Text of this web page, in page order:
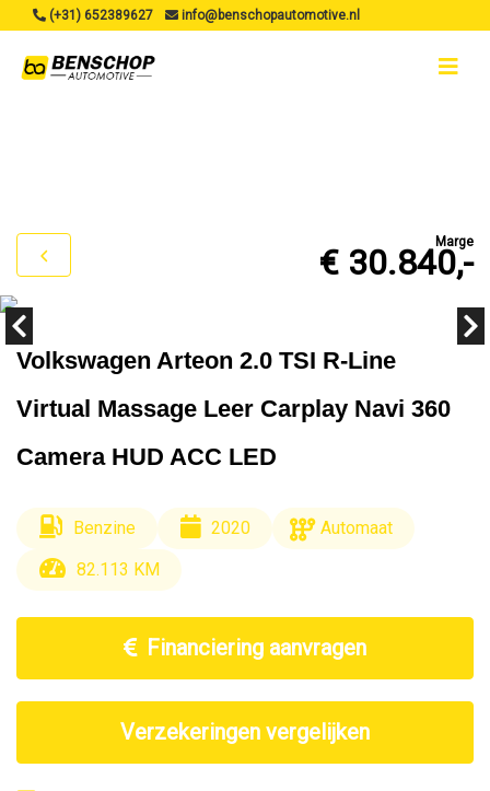
(+31) 652389627 info@benschopautomotive.nl
Marge
€ 30.840,-
Volkswagen Arteon 2.0 TSI R-Line
Virtual Massage Leer Carplay Navi 360
Camera HUD ACC LED
Benzine 2020
Automaat
82.113 KM
Financiering aanvragen
Verzekeringen vergelijken